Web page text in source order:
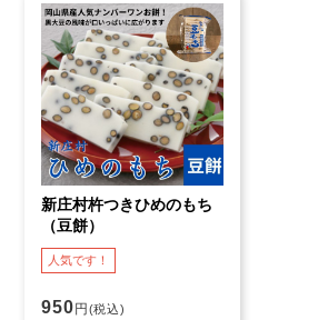
新庄村杵つきひめのもち
（豆餅）
人気です！
950円(税込)